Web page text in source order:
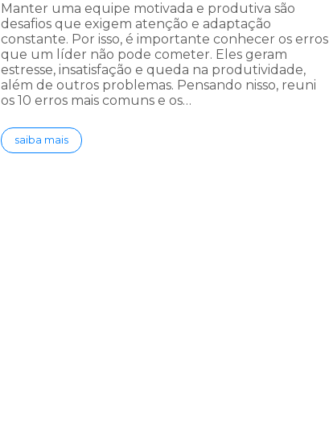
Manter uma equipe motivada e produtiva são
desafios que exigem atenção e adaptação
constante. Por isso, é importante conhecer os erros
que um líder não pode cometer. Eles geram
estresse, insatisfação e queda na produtividade,
além de outros problemas. Pensando nisso, reuni
os 10 erros mais comuns e os…
saiba mais